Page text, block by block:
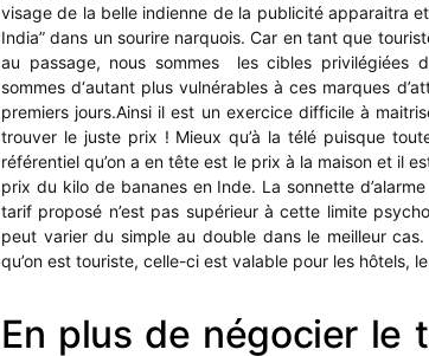
visage de la belle indienne de la publicité apparaitra
India” dans un sourire narquois. Car en tant que
au passage, nous sommes les cibles privilégiées
sommes d‘autant plus vulnérables à ces marques
premiers jours.Ainsi il est un exercice difficile à
trouver le juste prix ! Mieux qu’à la télé puisque
référentiel qu’on a en tête est le prix à la maison et il
prix du kilo de bananes en Inde. La sonnette
tarif proposé n’est pas supérieur à cette limite
peut varier du simple au double dans le meilleur
qu’on est touriste, celle-ci est valable pour les hôtels,
En plus de négocier le